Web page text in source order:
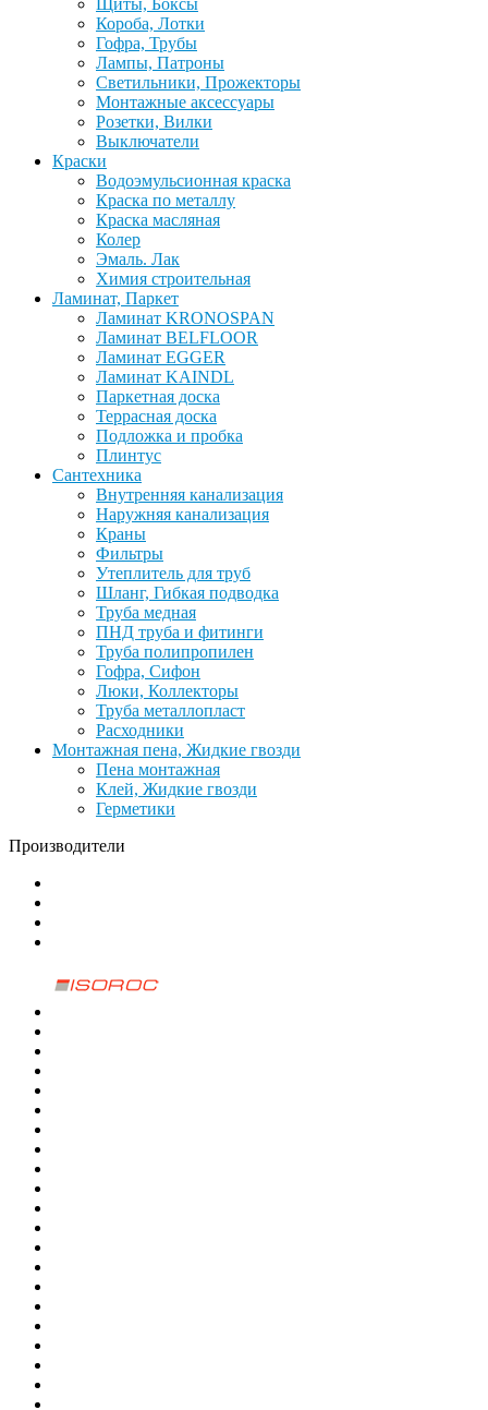
Щиты, Боксы
Короба, Лотки
Гофра, Трубы
Лампы, Патроны
Светильники, Прожекторы
Монтажные аксессуары
Розетки, Вилки
Выключатели
Краски
Водоэмульсионная краска
Краска по металлу
Краска масляная
Колер
Эмаль. Лак
Химия строительная
Ламинат, Паркет
Ламинат KRONOSPAN
Ламинат BELFLOOR
Ламинат EGGER
Ламинат KAINDL
Паркетная доска
Террасная доска
Подложка и пробка
Плинтус
Сантехника
Внутренняя канализация
Наружняя канализация
Краны
Фильтры
Утеплитель для труб
Шланг, Гибкая подводка
Труба медная
ПНД труба и фитинги
Труба полипропилен
Гофра, Сифон
Люки, Коллекторы
Труба металлопласт
Расходники
Монтажная пена, Жидкие гвозди
Пена монтажная
Клей, Жидкие гвозди
Герметики
Производители